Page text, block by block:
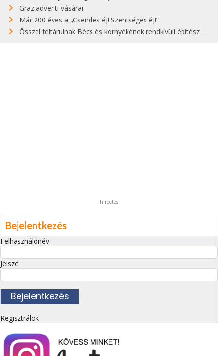
Graz adventi vásárai
Már 200 éves a „Csendes éj! Szentséges éj!”
Ősszel feltárulnak Bécs és környékének rendkívüli építészeti kincsei
hirdetés
Bejelentkezés
Felhasználónév
Jelszó
Regisztrálok